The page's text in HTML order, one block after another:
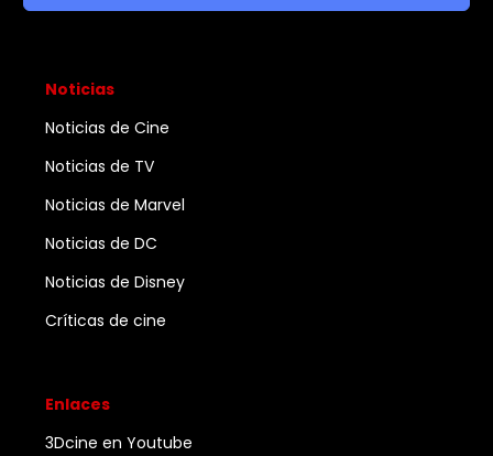
Noticias
Noticias de Cine
Noticias de TV
Noticias de Marvel
Noticias de DC
Noticias de Disney
Críticas de cine
Enlaces
3Dcine en Youtube